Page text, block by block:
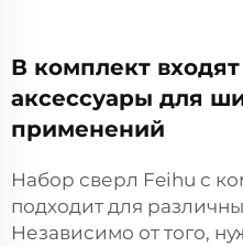
В комплект
аксессуары для
применений
Набор сверл Feihu с
подходит для
Независимо от того,